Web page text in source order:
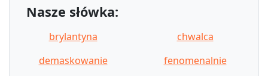
Nasze słówka:
brylantyna
chwalca
demaskowanie
fenomenalnie